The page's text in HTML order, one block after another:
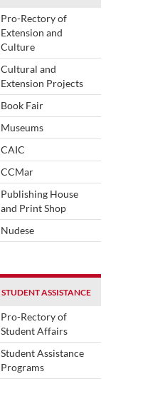
Pro-Rectory of
Extension and
Culture
Cultural and
Extension Projects
Book Fair
Museums
CAIC
CCMar
Publishing House
and Print Shop
Nudese
STUDENT ASSISTANCE
Pro-Rectory of
Student Affairs
Student Assistance
Programs